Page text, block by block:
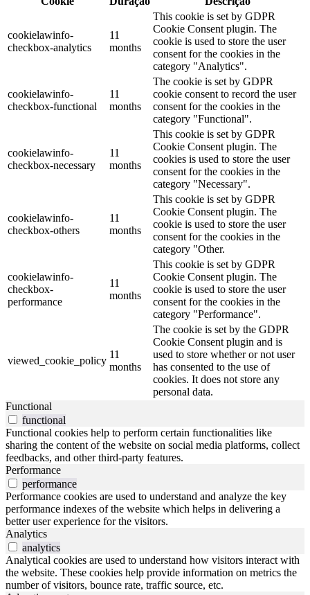
cookielawinfo-
checkbox-analytics
11
months
This cookie is set by GDPR
Cookie Consent plugin. The
cookie is used to store the user
consent for the cookies in the
category "Analytics".
cookielawinfo-
checkbox-functional
11
months
The cookie is set by GDPR
cookie consent to record the user
consent for the cookies in the
category "Functional".
cookielawinfo-
checkbox-necessary
11
months
This cookie is set by GDPR
Cookie Consent plugin. The
cookies is used to store the user
consent for the cookies in the
category "Necessary".
cookielawinfo-
checkbox-others
11
months
This cookie is set by GDPR
Cookie Consent plugin. The
cookie is used to store the user
consent for the cookies in the
category "Other.
cookielawinfo-
checkbox-
performance
11
months
This cookie is set by GDPR
Cookie Consent plugin. The
cookie is used to store the user
consent for the cookies in the
category "Performance".
viewed_cookie_policy
11
months
The cookie is set by the GDPR
Cookie Consent plugin and is
used to store whether or not user
has consented to the use of
cookies. It does not store any
personal data.
Functional
functional
Functional cookies help to perform certain functionalities like
sharing the content of the website on social media platforms, collect
feedbacks, and other third-party features.
Performance
performance
Performance cookies are used to understand and analyze the key
performance indexes of the website which helps in delivering a
better user experience for the visitors.
Analytics
analytics
Analytical cookies are used to understand how visitors interact with
the website. These cookies help provide information on metrics the
number of visitors, bounce rate, traffic source, etc.